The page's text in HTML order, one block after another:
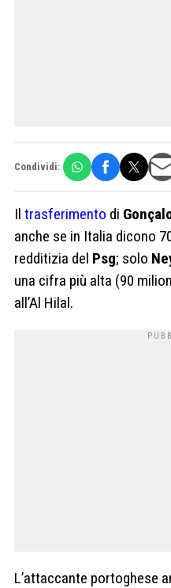
Condividi:
Il trasferimento di
anche se in Italia dicono
redditizia del Psg; solo
una cifra più alta (90
all’Al Hilal.
L’attaccante portoghese